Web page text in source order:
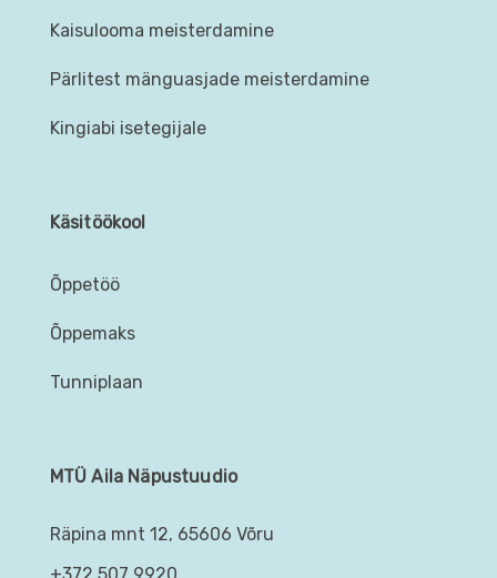
Kaisulooma meisterdamine
Pärlitest mänguasjade meisterdamine
Kingiabi isetegijale
Käsitöökool
Õppetöö
Õppemaks
Tunniplaan
MTÜ Aila Näpustuudio
Räpina mnt 12, 65606 Võru